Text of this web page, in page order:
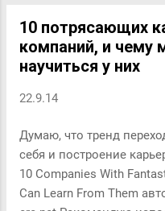
hand,
While
роликов
Персонал
шагов,
(!!!)
10 потрясающих
компаний, и
научиться у них
22.9.14
Думаю, что тренд
себя и построение
10 Companies With
Can Learn From Them